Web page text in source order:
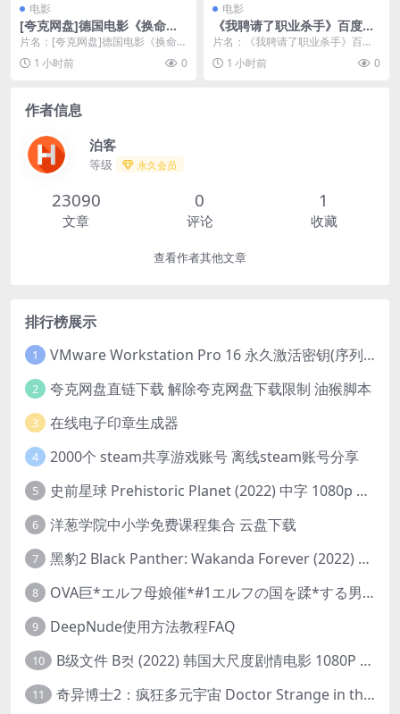
电影
[夸克网盘]德国电影《换命天
堂》（2023）动作 / 科幻 / 惊
悚 豆瓣6.6
片名：[夸克网盘]德国电影《换命天
堂》（2023）动作 / 科幻 / 惊悚 豆
瓣...1 小时前 0
电影
《我聘请了职业杀手》百度云
网盘下载.BD1080P.英语中字.
(1990)
片名：《我聘请了职业杀手》百度
云网盘下载.BD1080P.英语中字.(19
90)...1 小时前 0
作者信息
泊客
等级 永久会员
23090
文章
0
评论
1
收藏
查看作者其他文章
排行榜展示
1 VMware Workstation Pro 16 永久激活密钥(序列号)
2 夸克网盘直链下载 解除夸克网盘下载限制 油猴脚本
3 在线电子印章生成器
4 2000个 steam共享游戏账号 离线steam账号分享
5 史前星球 Prehistoric Planet (2022) 中字 1080p 高清 阿里云盘 2022.5.27已更新全集
6 洋葱学院中小学免费课程集合 云盘下载
7 黑豹2 Black Panther: Wakanda Forever (2022) 高清版
8 OVA巨*エルフ母娘催*#1エルフの国を蹂*する男。汚された女王と姫
9 DeepNude使用方法教程FAQ
10 B级文件 B컷 (2022) 韩国大尺度剧情电影 1080P 中字
11 奇异博士2：疯狂多元宇宙 Doctor Strange in the Multiverse of Madness (2022) 高清版1080p